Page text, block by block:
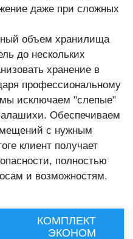
даже при сложных
объем хранилища
до нескольких
хранение в
профессиональному
исключаем "слепые"
Обеспечиваем
с нужным
клиент получает
полностью
и возможностям.
КОМПЛЕКТ
ЭКОНОМ